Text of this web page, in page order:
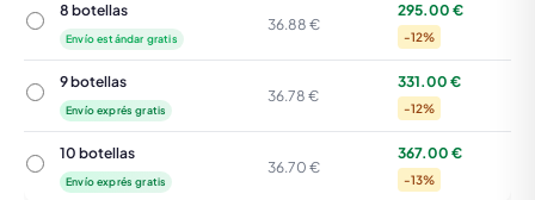
8 botellas
8 botellas
Envío estándar gratis
36.88 €
295.00 €
-12%
9 botellas
9 botellas
Envío exprés gratis
36.78 €
331.00 €
-12%
10 botellas
10 botellas
Envío exprés gratis
36.70 €
367.00 €
-13%